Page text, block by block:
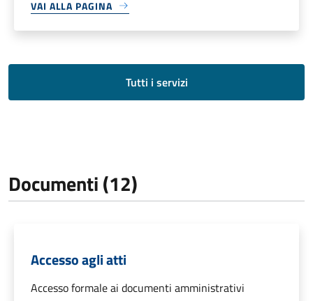
VAI ALLA PAGINA
Tutti i servizi
Documenti (12)
Accesso agli atti
Accesso formale ai documenti amministrativi